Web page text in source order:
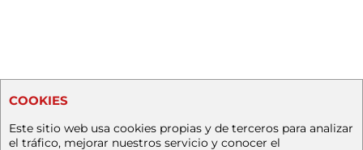
COOKIES
Este sitio web usa cookies propias y de terceros para analizar
el tráfico, mejorar nuestros servicio y conocer el